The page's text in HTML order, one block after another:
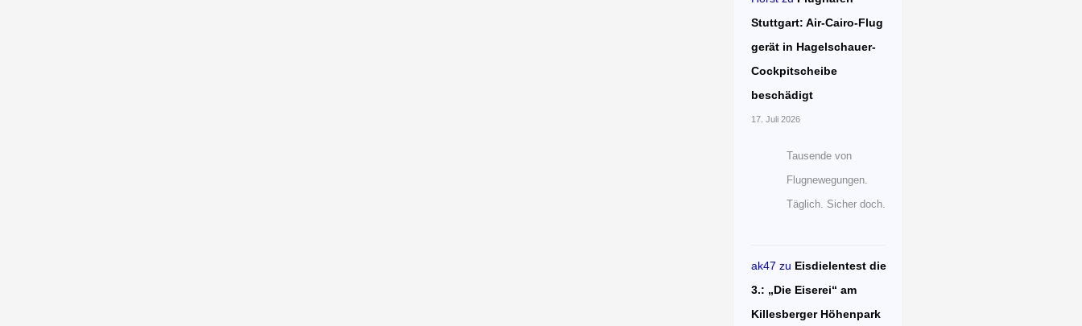
Stuttgart: Air-Cairo-Flug
gerät in Hagelschauer-
Cockpitscheibe
beschädigt
17. Juli 2026
Tausende von
Flugnewegungen.
Täglich. Sicher doch.
ak47 zu Eisdielentest die
3.: „Die Eiserei“ am
Killesberger Höhenpark